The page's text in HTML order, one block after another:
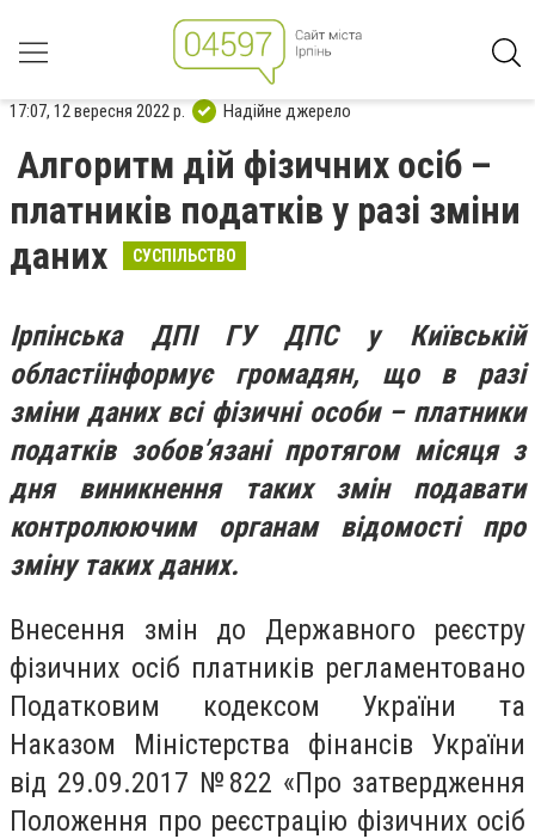
17:07, 12 вересня 2022 р. Надійне джерело
Алгоритм дій фізичних осіб –
платників податків у разі зміни
даних
СУСПІЛЬСТВО
Ірпінська ДПІГУ ДПС у Київській
областіінформує громадян, що в разі
зміни данихвсі фізичні особи – платники
податків зобов’язані протягом місяця з
дня виникнення таких змін подавати
контролюючим органам відомості про
зміну таких даних.
Внесення змін до Державного реєстру
фізичних осіб платників регламентовано
Податковим кодексом України та
Наказом Міністерства фінансів України
від 29.09.2017 № 822 «Про затвердження
Положення про реєстрацію фізичних осіб